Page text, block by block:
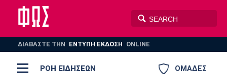
ΔΙΑΒΑΣΤΕ THN ΕΝΤΥΠΗ ΕΚΔΟΣΗ ONLINE
ΟΜΑΔΕΣ
ΡΟΗ ΕΙΔΗΣΕΩΝ